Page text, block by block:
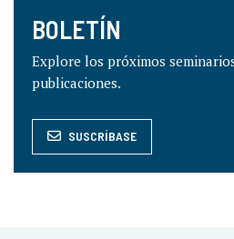
BOLETÍN
Explore los próximos
publicaciones.
SUSCRÍBASE